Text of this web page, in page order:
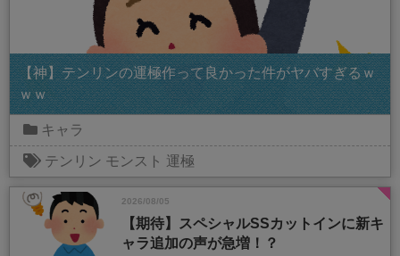
【神】テンリンの運極作って良かった件がヤバすぎるｗ
ｗｗ
キャラ
テンリン モンスト 運極
2026/08/05
【期待】スペシャルSSカットインに新キ
ャラ追加の声が急増！？